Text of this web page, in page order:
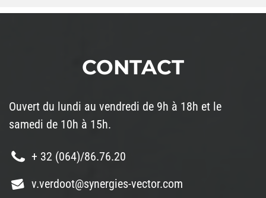
CONTACT
Ouvert du lundi au vendredi de 9h à 18h et le
samedi de 10h à 15h.
+ 32 (064)/86.76.20
v.verdoot@synergies-vector.com